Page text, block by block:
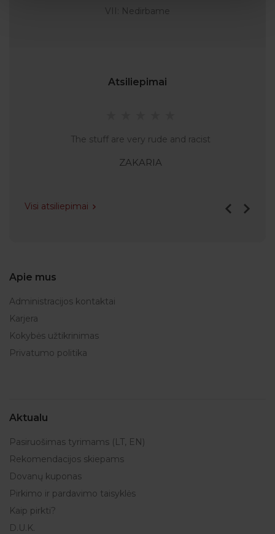
VII: Nedirbame
Atsiliepimai
The stuff are very rude and racist
ZAKARIA
Visi atsiliepimai
Apie mus
Administracijos kontaktai
Karjera
Kokybės užtikrinimas
Privatumo politika
Aktualu
Pasiruošimas tyrimams (LT, EN)
Rekomendacijos skiepams
Dovanų kuponas
Pirkimo ir pardavimo taisyklės
Kaip pirkti?
D.U.K.